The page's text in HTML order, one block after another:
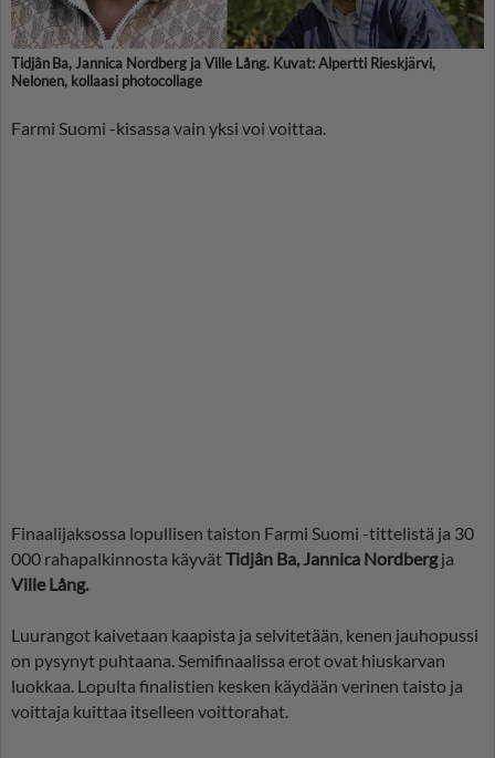
Tidjân Ba, Jannica Nordberg ja Ville Lång. Kuvat: Alpertti Rieskjärvi,
Nelonen, kollaasi photocollage
Farmi Suomi -kisassa vain yksi voi voittaa.
Finaalijaksossa lopullisen taiston Farmi Suomi -tittelistä ja 30
000 rahapalkinnosta käyvätTidjân Ba, Jannica Nordbergja
Ville Lång.
Luurangot kaivetaan kaapista ja selvitetään, kenen jauhopussi
on pysynyt puhtaana. Semifinaalissa erot ovat hiuskarvan
luokkaa. Lopulta finalistien kesken käydään verinen taisto ja
voittaja kuittaa itselleen voittorahat.